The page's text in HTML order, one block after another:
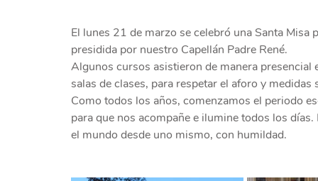
El lunes 21 de marzo se celebró una Santa
presidida por nuestro Capellán Padre René.
Algunos cursos asistieron de manera
salas de clases, para respetar el aforo y medidas
Como todos los años, comenzamos el periodo
para que nos acompañe e ilumine todos los
el mundo desde uno mismo, con humildad.